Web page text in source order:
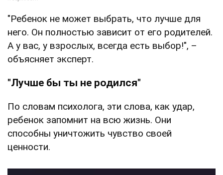
"Ребенок не может выбрать, что лучше для
него. Он полностью зависит от его родителей.
А у вас, у взрослых, всегда есть выбор!", –
объясняет эксперт.
"Лучше бы ты не родился"
По словам психолога, эти слова, как удар,
ребенок запомнит на всю жизнь. Они
способны уничтожить чувство своей
ценности.